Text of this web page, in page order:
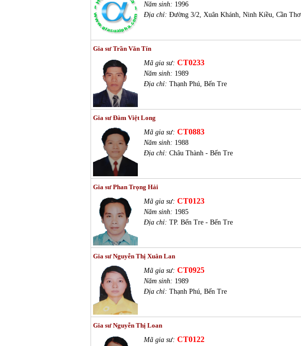
Năm sinh: 1996
Địa chỉ: Đường 3/2, Xuân Khánh, Ninh Kiều, Cần Thơ
Gia sư Trần Văn Tín
Mã gia sư: CT0233
Năm sinh: 1989
Địa chỉ: Thạnh Phú, Bến Tre
Gia sư Đàm Việt Long
Mã gia sư: CT0883
Năm sinh: 1988
Địa chỉ: Châu Thành - Bến Tre
Gia sư Phan Trọng Hải
Mã gia sư: CT0123
Năm sinh: 1985
Địa chỉ: TP. Bến Tre - Bến Tre
Gia sư Nguyễn Thị Xuân Lan
Mã gia sư: CT0925
Năm sinh: 1989
Địa chỉ: Thạnh Phú, Bến Tre
Gia sư Nguyễn Thị Loan
Mã gia sư: CT0122